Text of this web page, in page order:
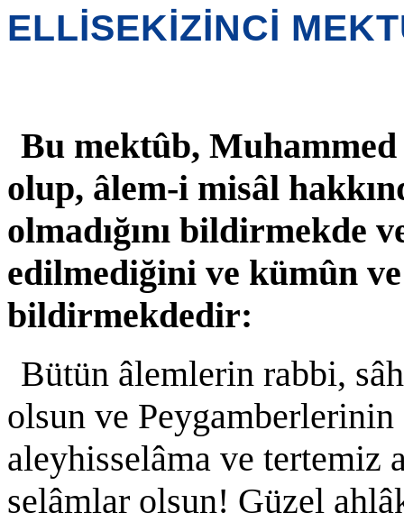
ELLİSEKİZİNCİ
Bu mektûb, Muhammed
olup, âlem-i misâl
olmadığını bildirmekde
edilmediğini ve kümûn
bildirmekdedir:
Bütün âlemlerin rabbi,
olsun ve
aleyhisselâma ve tertemiz
selâmlar olsun! Güzel